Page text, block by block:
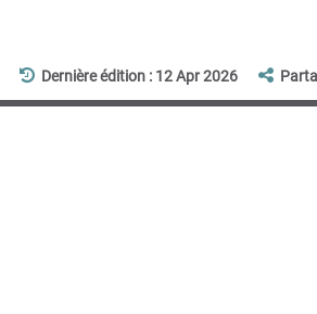
Dernière édition : 12 Apr 2026